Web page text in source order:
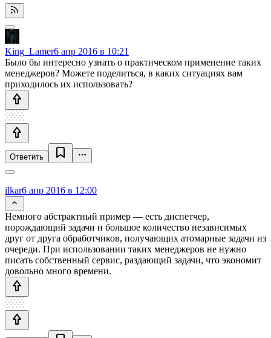
King_Lamer6 апр 2016 в 10:21
Было бы интересно узнать о практическом применение таких
менеджеров? Можете поделиться, в каких ситуациях вам
приходилось их использовать?
Ответить
ilkar6 апр 2016 в 12:00
Немного абстрактный пример — есть диспетчер,
порождающий задачи и большое количество независимых
друг от друга обработчиков, получающих атомарные задачи из
очереди. При использовании таких менеджеров не нужно
писать собственный сервис, раздающий задачи, что экономит
довольно много времени.